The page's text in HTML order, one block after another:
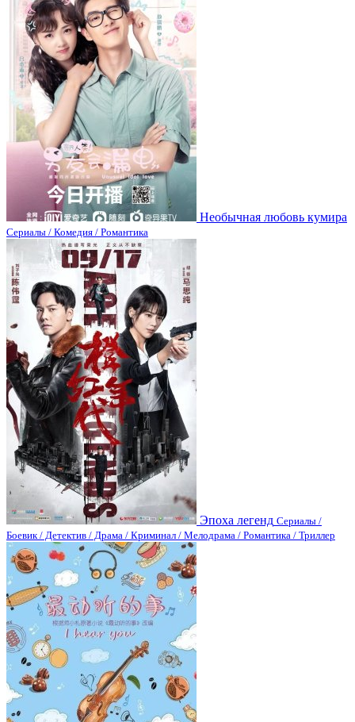
Необычная любовь кумира
Сериалы / Комедия / Романтика
Эпоха легенд Сериалы /
Боевик / Детектив / Драма / Криминал / Мелодрама / Романтика / Триллер